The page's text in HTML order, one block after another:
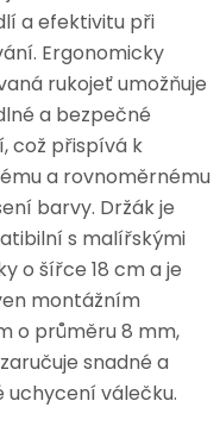
a efektivitu při
Ergonomicky
rukojeť umožňuje
a bezpečné
což přispívá k
a rovnoměrnému
barvy. Držák je
s malířskými
o šířce 18 cm a je
montážním
o průměru 8 mm,
snadné a
uchycení válečku.